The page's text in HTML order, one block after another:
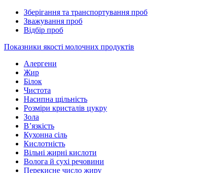
Зберігання та транспортування проб
Зважування проб
Відбір проб
Показники якості молочних продуктів
Алергени
Жир
Білок
Чистота
Насипна щільність
Розміри кристалів цукру
Зола
В’язкість
Кухонна сіль
Кислотність
Вільні жирні кислоти
Волога й сухі речовини
Перекисне число жиру